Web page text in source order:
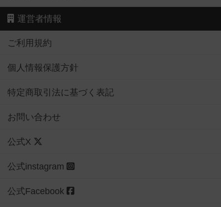
運営者情報
ご利用規約
個人情報保護方針
特定商取引法に基づく表記
お問い合わせ
公式X
公式instagram
公式Facebook